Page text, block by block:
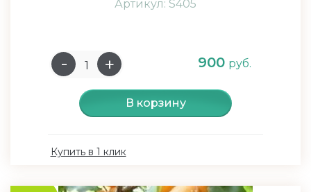
Артикул: S405
900 руб.
В корзину
Купить в 1 клик